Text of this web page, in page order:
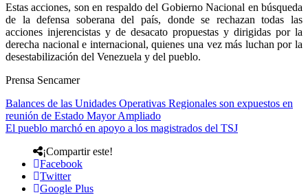
Estas acciones, son en respaldo del Gobierno Nacional en búsqueda
de la defensa soberana del país, donde se rechazan todas las
acciones injerencistas y de desacato propuestas y dirigidas por la
derecha nacional e internacional, quienes una vez más luchan por la
desestabilización del Venezuela y del pueblo.
Prensa Sencamer
Balances de las Unidades Operativas Regionales son expuestos en
reunión de Estado Mayor Ampliado
El pueblo marchó en apoyo a los magistrados del TSJ
¡Compartir este!
Facebook
Twitter
Google Plus